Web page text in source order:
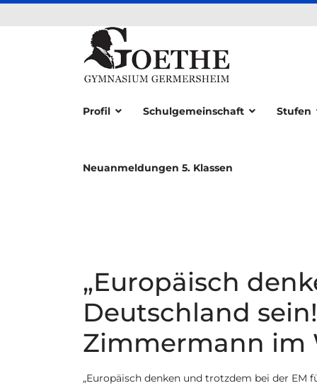
Profil Schulgemeinschaft Stufen
Neuanmeldungen 5. Klassen
„Europäisch
Deutschland
Zimmermann im
„Europäisch denken und trotzdem bei der EM